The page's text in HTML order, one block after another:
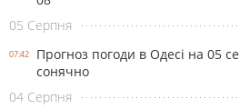
05 Серпня
07:42
Прогноз погоди в Одесі на 05
сонячно
04 Серпня